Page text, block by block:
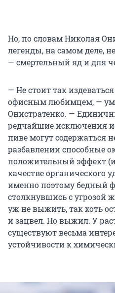
Но, по словам Николая
легенды, на самом деле,
— смертельный яд и для
— Не стоит так
офисным любимцем, —
Онистратенко. —
редчайшие исключения
пиве могут содержаться
разбавлении способные
положительный эффект (и
качестве органического
именно поэтому бедный
столкнувшись с угрозой
уж не выжить, так хоть
и зацвел. Но выжил. У
существуют весьма
устойчивости к